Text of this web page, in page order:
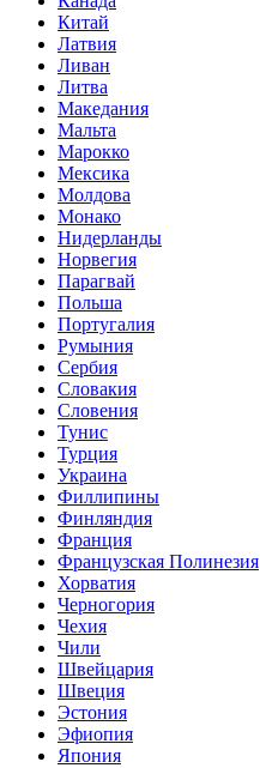
Китай
Латвия
Ливан
Литва
Македания
Мальта
Марокко
Мексика
Молдова
Монако
Нидерланды
Норвегия
Парагвай
Польша
Португалия
Румыния
Сербия
Словакия
Словения
Тунис
Турция
Украина
Филлипины
Финляндия
Франция
Французская Полинезия
Хорватия
Черногория
Чехия
Чили
Швейцария
Швеция
Эстония
Эфиопия
Япония